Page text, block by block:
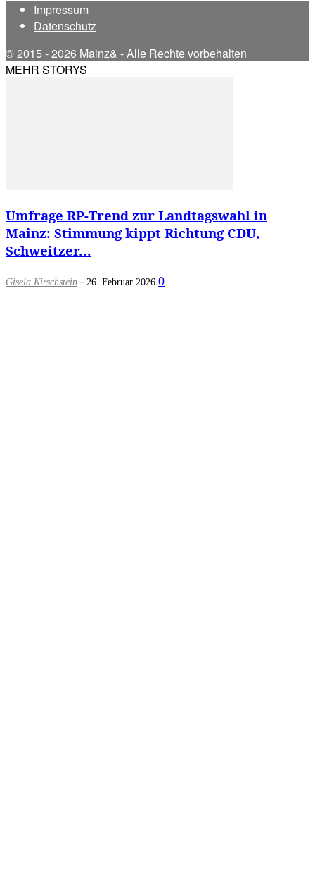
Impressum
Datenschutz
© 2015 - 2026 Mainz& - Alle Rechte vorbehalten
MEHR STORYS
Umfrage RP-Trend zur Landtagswahl in
Mainz: Stimmung kippt Richtung CDU,
Schweitzer...
Gisela Kirschstein - 26. Februar 2026 0